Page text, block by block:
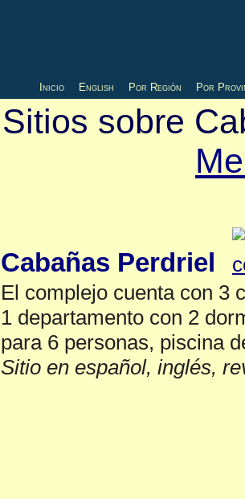
Inicio English Por Región Por
Sitios sobre
Cabañas Perdriel
El complejo cuenta con 3
1 departamento con 2
para 6 personas, piscina
Sitio en español, inglés,